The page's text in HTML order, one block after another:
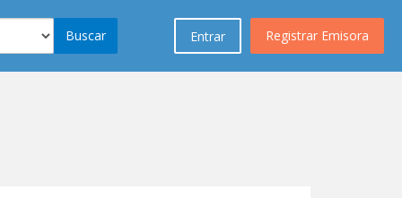
Registrar Emisora
Entrar
Buscar